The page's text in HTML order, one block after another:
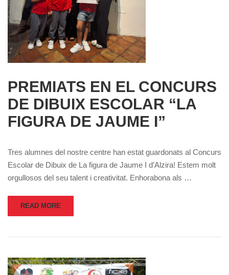
PREMIATS EN EL CONCURS
DE DIBUIX ESCOLAR “LA
FIGURA DE JAUME I”
Tres alumnes del nostre centre han estat guardonats al Concurs
Escolar de Dibuix de La figura de Jaume I d’Alzira! Estem molt
orgullosos del seu talent i creativitat. Enhorabona als …
READ MORE